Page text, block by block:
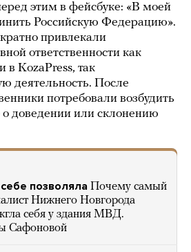
этим в фейсбуке: «В моей
Российскую Федерацию».
привлекали
ответственности как
в KozaPress, так
деятельность. После
потребовали возбудить
о доведении или склонению
позволяла Почему самый
Нижнего Новгорода
себя у здания МВД.
Сафоновой